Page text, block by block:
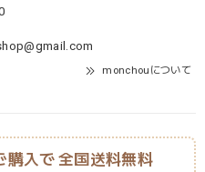
monchouについて
購入で 全国送料無料